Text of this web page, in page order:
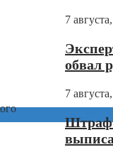
7
обвал
7
Штраф